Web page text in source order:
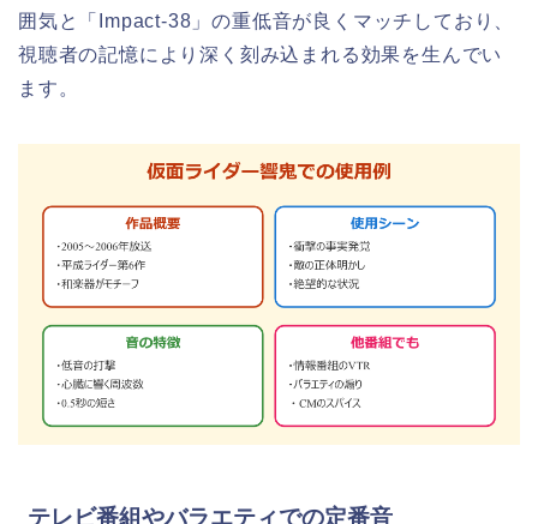
囲気と「Impact-38」の重低音が良くマッチしており、
視聴者の記憶により深く刻み込まれる効果を生んでい
ます。
テレビ番組やバラエティでの定番音